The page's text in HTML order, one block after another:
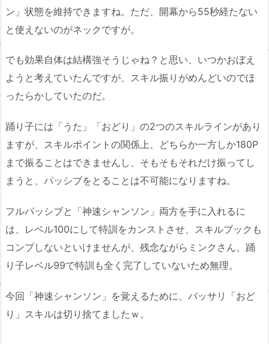
ン」状態を維持できますね。ただ、開幕から55秒経たない
と使えないのがネックですが。
でも効果自体は結構強そうじゃね？と思い、いつかおぼえ
ようと考えていたんですが、スキル振りがめんどいのでほ
ったらかしていたのだ。
踊り子には「うた」「おどり」の2つのスキルラインがあり
ますが、スキルポイントの関係上、どちらか一方しか180P
まで振ることはできませんし、そもそもそれだけ振ってし
まうと、パッシブをとることは不可能になりますね。
フルパッシブと「神速シャンソン」両方を手に入れるに
は、レベル100にして特訓をカンストさせ、スキルブックも
コンプしないといけませんが、残念ながらミンクさん、踊
り子レベル99で特訓も全く完了していないため無理。
今回「神速シャンソン」を覚えるために、バッサリ「おど
り」スキルは切り捨てましたｗ。